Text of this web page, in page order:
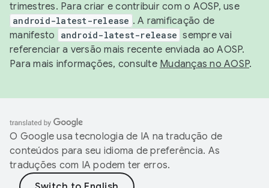
trimestres. Para criar e contribuir com o AOSP, use
android-latest-release . A ramificação de
manifesto
android-latest-release sempre vai
referenciar a versão mais recente enviada ao AOSP.
Para mais informações, consulte Mudanças no AOSP.
O Google usa tecnologia de IA na tradução de
conteúdos para seu idioma de preferência. As
traduções com IA podem ter erros.